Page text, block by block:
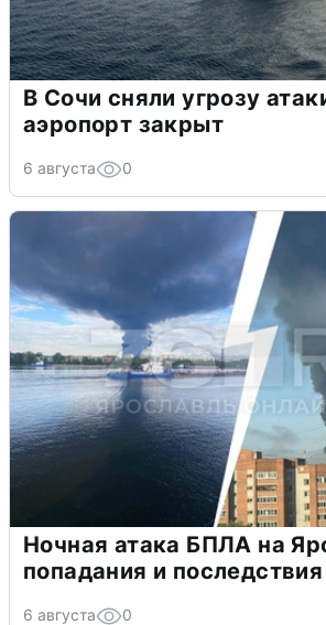
В Сочи сняли угрозу
аэропорт закрыт
6 августа 0
Ночная атака БПЛА на
попадания и последствия
6 августа 0